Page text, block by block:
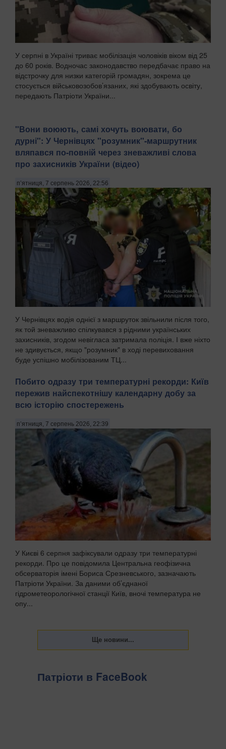
У серпні в Україні триває мобілізація чоловіків віком від 25
до 60 років. Водночас законодавство передбачає право на
відстрочку для низки категорій громадян, зокрема це
стосується військовозобов’язаних, які здобувають освіту,
передають Патріоти України...
​"Вони воюють, самі хочуть воювати, бо
дурні": У Чернівцях "розумник"-маршрутник
вляпався по-повній через зневажливі слова
про захисників України (відео)
п’ятниця, 7 серпень 2026, 22:56
У Чернівцях водія однієї з маршруток звільнили після того,
як той зневажливо спілкувався з рідними українських
захисників, згодом невігласа затримала поліція. І вже ніхто
не здивується, якщо "розумник" в ході перевиховання
буде успішно мобілізованим ТЦ...
Побито одразу три температурні рекорди: Київ
пережив найспекотнішу календарну добу за
всю історію спостережень
п’ятниця, 7 серпень 2026, 22:39
У Києві 6 серпня зафіксували одразу три температурні
рекорди. Про це повідомила Центральна геофізична
обсерваторія імені Бориса Срезневського, зазначають
Патріоти України. За даними об’єднаної
гідрометеорологічної станції Київ, вночі температура не
опу...
Патріоти в FaceBook